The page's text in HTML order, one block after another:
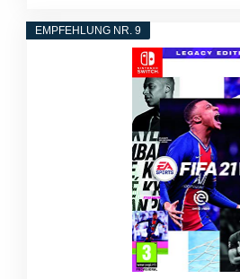
EMPFEHLUNG NR. 9